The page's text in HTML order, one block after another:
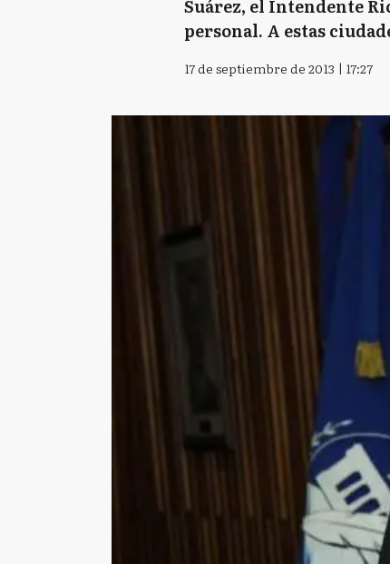
Suárez, el Intendente
personal. A estas
17 de septiembre de 2013 | 17:27